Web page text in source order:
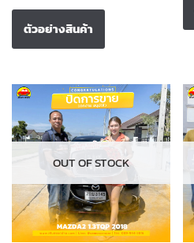
ตัวอย่างสินค้า
OUT OF STOCK